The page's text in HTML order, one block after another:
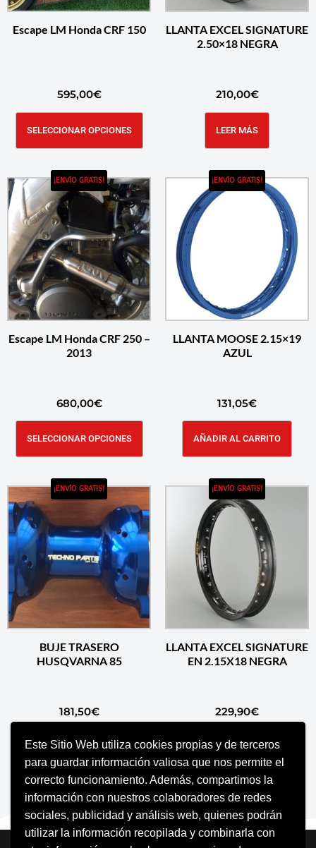
Este Sitio Web utiliza cookies propias y de terceros
para guardar información valiosa que nos permite el
correcto funcionamiento. Además, compartimos la
información con nuestros colaboradores de redes
sociales, publicidad y análisis web, quienes podrán
utilizar la información recopilada y combinarla con
Escape LM Honda CRF 150
595,00€
SELECCIONAR OPCIONES
LLANTA EXCEL SIGNATURE
2.50×18 NEGRA
210,00€
LEER MÁS
¡ENVÍO GRATIS!
Escape LM Honda CRF 250 –
2013
680,00€
SELECCIONAR OPCIONES
¡ENVÍO GRATIS!
LLANTA MOOSE 2.15×19
AZUL
131,05€
AÑADIR AL CARRITO
¡ENVÍO GRATIS!
BUJE TRASERO
HUSQVARNA 85
181,50€
AÑADIR AL CARRITO
¡ENVÍO GRATIS!
LLANTA EXCEL SIGNATURE
EN 2.15X18 NEGRA
229,90€
AÑADIR AL CARRITO
Neve | Funciona gracias a WordPress